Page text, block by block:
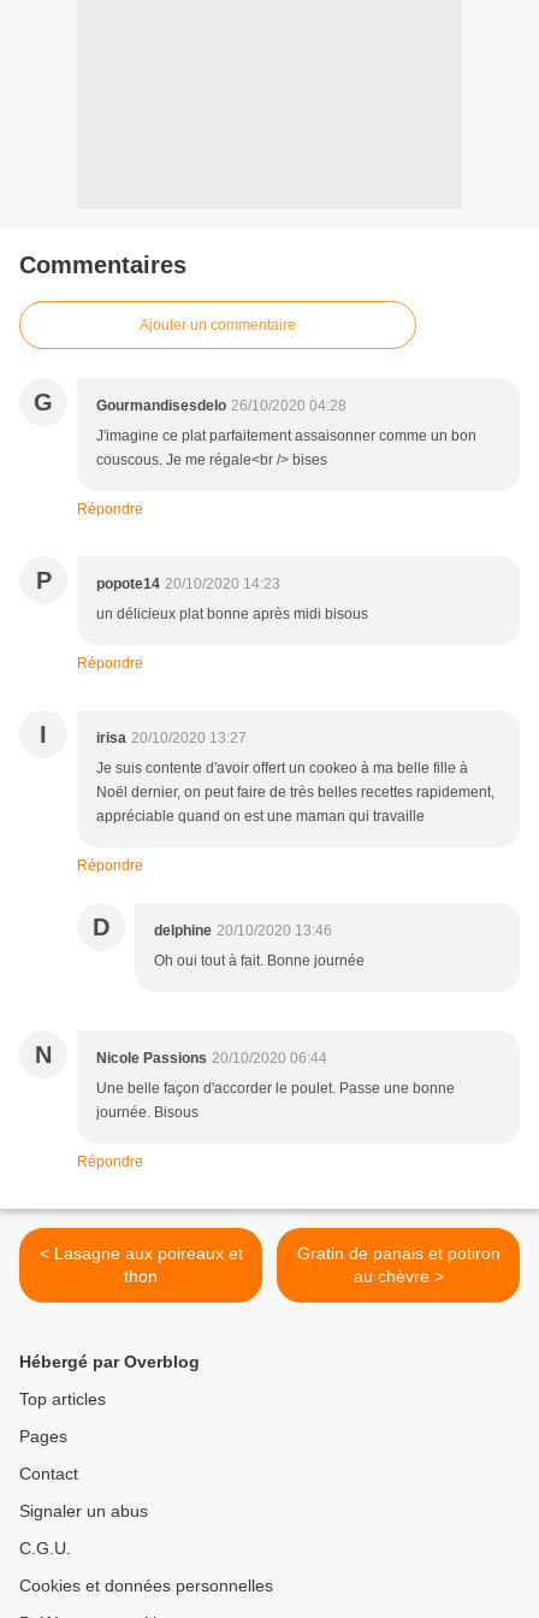
Commentaires
Ajouter un commentaire
G Gourmandisesdelo 26/10/2020 04:28
J'imagine ce plat parfaitement assaisonner comme un bon
couscous. Je me régale<br /> bises
Répondre
P popote14 20/10/2020 14:23
un délicieux plat bonne après midi bisous
Répondre
I irisa 20/10/2020 13:27
Je suis contente d'avoir offert un cookeo à ma belle fille à
Noël dernier, on peut faire de très belles recettes rapidement,
appréciable quand on est une maman qui travaille
Répondre
D delphine 20/10/2020 13:46
Oh oui tout à fait. Bonne journée
N Nicole Passions 20/10/2020 06:44
Une belle façon d'accorder le poulet. Passe une bonne
journée. Bisous
Répondre
< Lasagne aux poireaux et
thon
Gratin de panais et potiron
au chèvre >
Hébergé par Overblog
Top articles
Pages
Contact
Signaler un abus
C.G.U.
Cookies et données personnelles